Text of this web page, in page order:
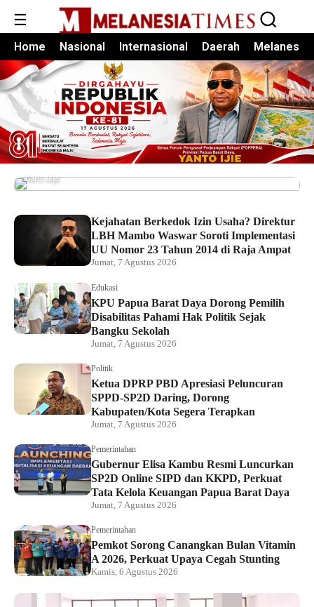
☰
Home Nasional Internasional Daerah Melanesia
Pemkot Sorong Salurkan Alsintan kepada
Kelompok Tani, Dorong Produktivitas dan
Ketahanan Pangan
Baru saja
Kejahatan Berkedok Izin Usaha? Direktur
LBH Mambo Waswar Soroti Implementasi
UU Nomor 23 Tahun 2014 di Raja Ampat
Jumat, 7 Agustus 2026
Edukasi
KPU Papua Barat Daya Dorong Pemilih
Disabilitas Pahami Hak Politik Sejak
Bangku Sekolah
Jumat, 7 Agustus 2026
Politik
Ketua DPRP PBD Apresiasi Peluncuran
SPPD-SP2D Daring, Dorong
Kabupaten/Kota Segera Terapkan
Jumat, 7 Agustus 2026
Pemerintahan
Gubernur Elisa Kambu Resmi Luncurkan
SP2D Online SIPD dan KKPD, Perkuat
Tata Kelola Keuangan Papua Barat Daya
Jumat, 7 Agustus 2026
Pemerintahan
Pemkot Sorong Canangkan Bulan Vitamin
A 2026, Perkuat Upaya Cegah Stunting
Kamis, 6 Agustus 2026